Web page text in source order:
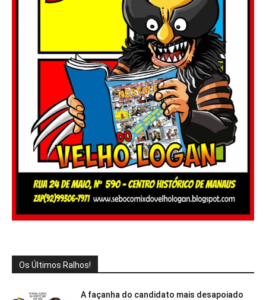
Os Últimos Ralhos!
A façanha do candidato mais desapoiado